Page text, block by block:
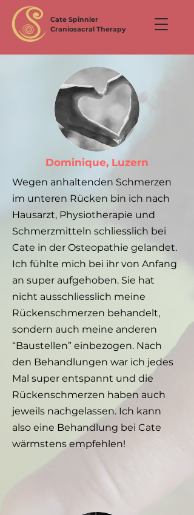
Cate Spinnler
Craniosacral Therapy
Dominique, Luzern
Wegen anhaltenden Schmerzen
im unteren Rücken bin ich nach
Hausarzt, Physiotherapie und
Schmerzmitteln schliesslich bei
Cate in der Osteopathie gelandet.
Ich fühlte mich bei ihr von Anfang
an super aufgehoben. Sie hat
nicht ausschliesslich meine
Rückenschmerzen behandelt,
sondern auch meine anderen
“Baustellen” einbezogen. Nach
den Behandlungen war ich jedes
Mal super entspannt und die
Rückenschmerzen haben auch
jeweils nachgelassen. Ich kann
also eine Behandlung bei Cate
wärmstens empfehlen!